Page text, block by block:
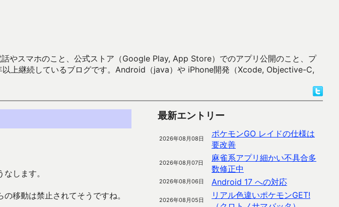
やスマホのこと、公式ストア（Google Play, App Store）でのアプリ公開のこと、プ
上継続しているブログです。Android（java）や iPhone開発（Xcode, Objective-C,
します。
移動は禁止されてそうですね。
最新エントリー
2026年08月08日
ポケモンGO レイドの仕様は
要改善
2026年08月07日
麻雀系アプリ細かい不具合多
数修正中
2026年08月06日 Android 17 への対応
2026年08月05日
リアル色違いポケモンGET!